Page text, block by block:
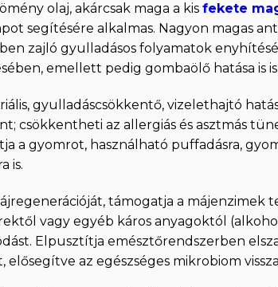
olaj, akárcsak maga a kis fekete
segítésére alkalmas. Nagyon magas
zajló gyulladásos folyamatok
emellett pedig gombaölő hatása is
gyulladáscsökkentő, vizelethajtó
csökkentheti az allergiás és asztmás
a gyomrot, használható puffadásra,
is.
támogatja a májenzimek
vagy egyéb káros anyagoktól
Elpusztítja emésztőrendszerben
elősegítve az egészséges mikrobiom